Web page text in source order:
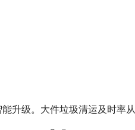
级。大件垃圾清运及时率